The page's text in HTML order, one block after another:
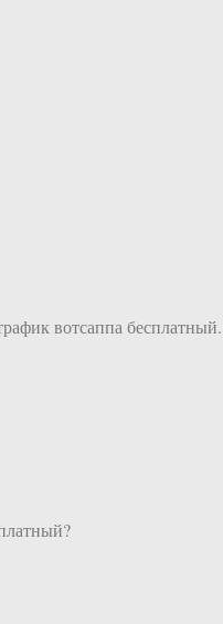
вотсаппа бесплатный.